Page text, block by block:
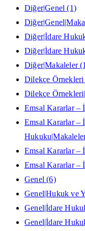
Diğer|Genel (1)
Diğer|İdare
Diğer|İdare
Diğer|Makaleler
Dilekçe Örnekleri
Dilekçe
Emsal Kararlar –
Emsal Kararlar –
Emsal Kararlar –
Emsal Kararlar –
Genel (6)
Genel|Hukuk ve
Genel|İdare
Genel|İdare